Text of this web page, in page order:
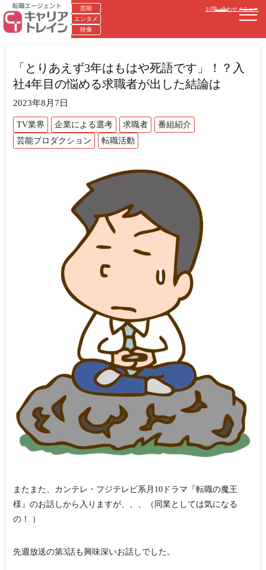
芸能
エンタメ
映像
お問い合わせメニュー
「とりあえず3年はもはや死語です」！？入
社4年目の悩める求職者が出した結論は
2023年8月7日
TV業界 企業による選考 求職者
番組紹介
芸能プロダクション
転職活動
またまた、カンテレ・フジテレビ系月10ドラマ『転職の魔王
様』のお話しから入りますが、、、（同業としては気になる
の！ ）
先週放送の第3話も興味深いお話しでした。